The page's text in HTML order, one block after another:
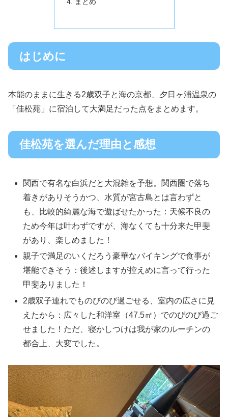
はじめに
本能のままに生きる2歳双子と海の京都、夕日ヶ浦温泉の
「佳松苑」に宿泊して大満足だった点をまとめます。
佳松苑を選んだ理由と感想
関西で有名な白浜だと大混雑を予想。関西圏で落ち
着きがありそうかつ、水質が宮古島とは言わずと
も、比較的綺麗な海で遊ばせたかった：天候不良の
ため今年は叶わずですが、海なくても十分来た甲斐
があり、楽しめました！
親子で満足のいくだろう豪華なバイキングで食事が
堪能できそう：後述しますが控えめに言って行った
甲斐ありました！
2歳双子連れでものびのび過ごせる、室内の広さに見
えたから：広々した和洋室（47.5㎡）でのびのび過ご
せました！ただ、寝かしつけは我が家のルーチンの
都合上、大変でした。